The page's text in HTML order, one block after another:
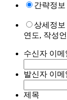
간략정
상세정보
연도, 작성
수신자 이메
발신자 이메
제목